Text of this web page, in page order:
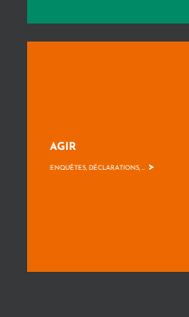
AGIR
ENQUÊTES, DÉCLARATIONS, ... >